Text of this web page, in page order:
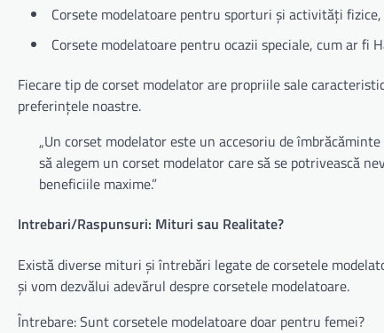
Corsete modelatoare pentru sporturi și activități
Corsete modelatoare pentru ocazii speciale, cum ar fi
Fiecare tip de corset modelator are propriile sale
preferințele noastre.
„Un corset modelator este un accesoriu de
să alegem un corset modelator care să se potrivească
beneficiile maxime.”
Intrebari/Raspunsuri: Mituri sau Realitate?
Există diverse mituri și întrebări legate de corsetele
și vom dezvălui adevărul despre corsetele modelatoare.
Întrebare: Sunt corsetele modelatoare doar pentru femei?